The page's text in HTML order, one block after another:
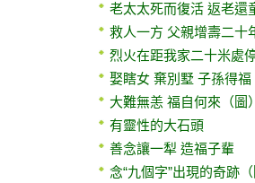
老太太死而復活 返老還
救人一方 父親增壽二十
烈火在距我家二十米處
娶瞎女 棄別墅 子孫得福
大難無恙 福自何來（圖
有靈性的大石頭
善念讓一犁 造福子輩
念“九個字”出現的奇跡